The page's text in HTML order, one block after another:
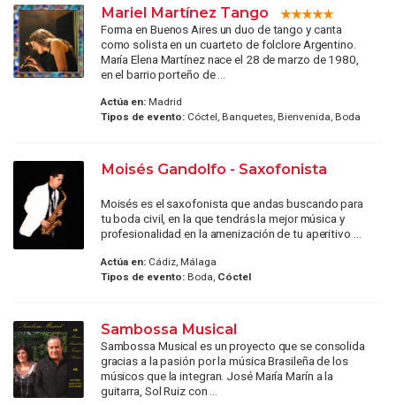
Mariel Martínez Tango
Forma en Buenos Aires un duo de tango y canta
como solista en un cuarteto de folclore Argentino.
María Elena Martínez nace el 28 de marzo de 1980,
en el barrio porteño de ...
Actúa en:Madrid
Tipos de evento:Cóctel, Banquetes, Bienvenida, Boda
Moisés Gandolfo - Saxofonista
Moisés es el saxofonista que andas buscando para
tu boda civil, en la que tendrás la mejor música y
profesionalidad en la amenización de tu aperitivo ...
Actúa en:Cádiz, Málaga
Tipos de evento:Boda, Cóctel
Sambossa Musical
Sambossa Musical es un proyecto que se consolida
gracias a la pasión por la música Brasileña de los
músicos que la integran. José María Marín a la
guitarra, Sol Ruiz con ...